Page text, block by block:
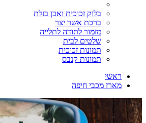
בלוק זכוכית ואבן בזלת
ברכת אשר יצר
מזמור לתודה לתלייה
שלטים לבית
תמונות זכוכית
תמונות קנבס
ראשי
מארז מכבי חיפה